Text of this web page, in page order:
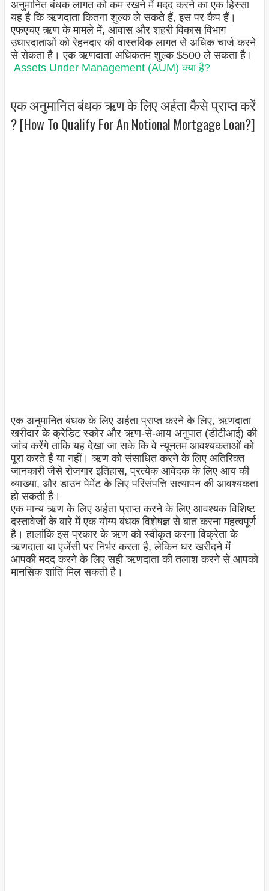
अनुमानित बंधक लागत को कम रखने में मदद करने का एक हिस्सा
यह है कि ऋणदाता कितना शुल्क ले सकते हैं, इस पर कैप हैं।
एफएचए ऋण के मामले में, आवास और शहरी विकास विभाग
उधारदाताओं को रेहनदार की वास्तविक लागत से अधिक चार्ज करने
से रोकता है। एक ऋणदाता अधिकतम शुल्क $500 ले सकता है।
Assets Under Management (AUM) क्या है?
एक अनुमानित बंधक ऋण के लिए अर्हता कैसे प्राप्त करें
? [How To Qualify For An Notional Mortgage Loan?]
एक अनुमानित बंधक के लिए अर्हता प्राप्त करने के लिए, ऋणदाता
खरीदार के क्रेडिट स्कोर और ऋण-से-आय अनुपात (डीटीआई) की
जांच करेंगे ताकि यह देखा जा सके कि वे न्यूनतम आवश्यकताओं को
पूरा करते हैं या नहीं। ऋण को संसाधित करने के लिए अतिरिक्त
जानकारी जैसे रोजगार इतिहास, प्रत्येक आवेदक के लिए आय की
व्याख्या, और डाउन पेमेंट के लिए परिसंपत्ति सत्यापन की आवश्यकता
हो सकती है।
एक मान्य ऋण के लिए अर्हता प्राप्त करने के लिए आवश्यक विशिष्ट
दस्तावेजों के बारे में एक योग्य बंधक विशेषज्ञ से बात करना महत्वपूर्ण
है। हालांकि इस प्रकार के ऋण को स्वीकृत करना विक्रेता के
ऋणदाता या एजेंसी पर निर्भर करता है, लेकिन घर खरीदने में
आपकी मदद करने के लिए सही ऋणदाता की तलाश करने से आपको
मानसिक शांति मिल सकती है।